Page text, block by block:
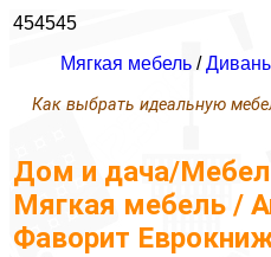
454545
Мягкая мебель /
Как выбрать идеальную
Дом и дача/
Мягкая мебель /
Фаворит